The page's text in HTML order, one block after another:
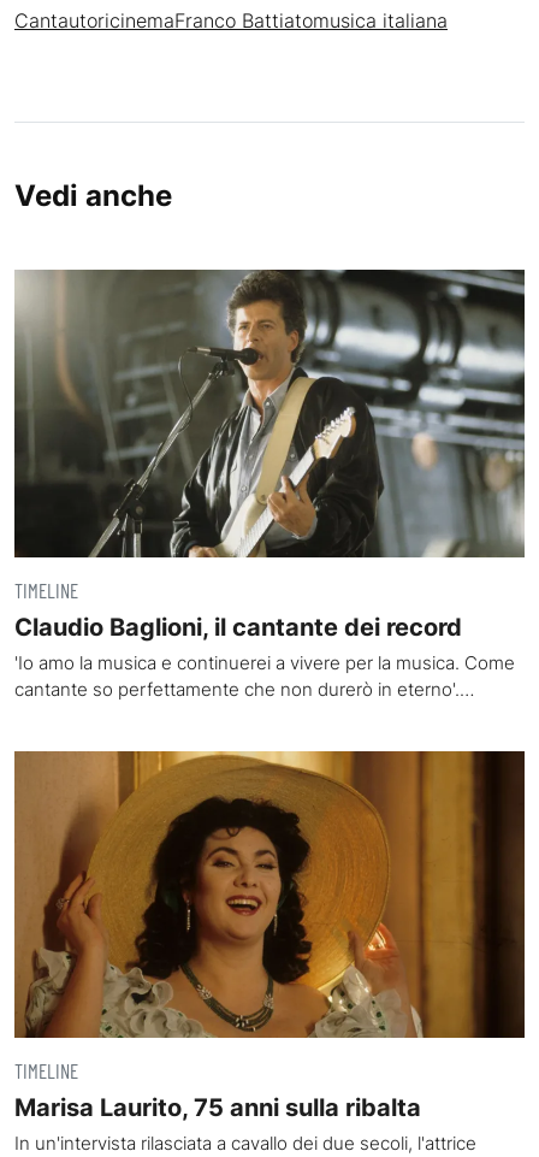
CantautoricinemaFranco Battiatomusica italiana
Vedi anche
TIMELINE
Claudio Baglioni, il cantante dei record
'Io amo la musica e continuerei a vivere per la musica. Come
cantante so perfettamente che non durerò in eterno'.…
TIMELINE
Marisa Laurito, 75 anni sulla ribalta
In un'intervista rilasciata a cavallo dei due secoli, l'attrice